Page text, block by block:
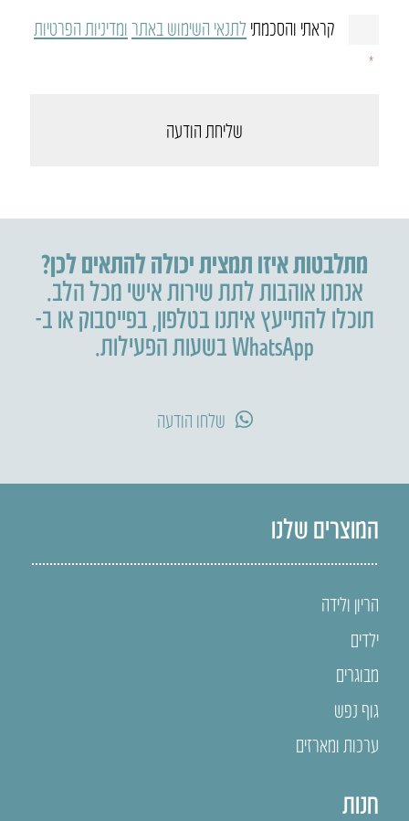
תנאי
קראתי והסכמתילתנאי השימוש באתרומדיניות הפרטיות
*
מתלבטות איזו תמצית יכולה להתאים לכן?
אנחנו אוהבות לתת שירות אישי מכל הלב.
תוכלו להתייעץ איתנו בטלפון,בפייסבוק או ב-
WhatsApp בשעות הפעילות.
שלחו הודעה
המוצרים שלנו
הריון ולידה
ילדים
מבוגרים
גוף נפש
ערכות ומארזים
חנות